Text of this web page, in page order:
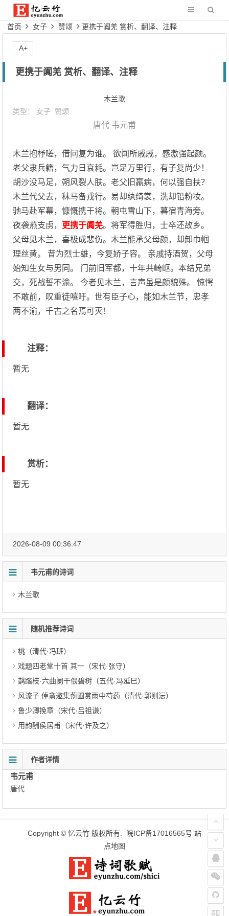
首页 女子 赞颂 更携于阗羌 赏析、翻译、注释
更携于阗羌 赏析、翻译、注释
木兰歌
类型： 女子 赞颂
唐代 韦元甫
木兰抱杼嗟，借问复为谁。 欲闻所戚戚，感激强起颜。
老父隶兵籍，气力日衰耗。岂足万里行，有子复尚少！
胡沙没马足，朔风裂人肤。老父旧羸病，何以强自扶？
木兰代父去，秣马备戎行。易却纨绮裳，洗却铅粉妆。
驰马赴军幕，慷慨携干将。朝屯雪山下，暮宿青海旁。
夜袭燕支虏， 更携于阗羌。将军得胜归，士卒还故乡。
父母见木兰，喜极成悲伤。木兰能承父母颜，却卸巾帼
理丝黄。 昔为烈士雄，今复娇子容。 亲戚持酒贺，父母
始知生女与男同。 门前旧军都，十年共崎岖。本结兄弟
交，死战誓不渝。 今者见木兰，言声虽是颜貌殊。 惊愕
不敢前，叹重徒嘻吁。世有臣子心，能如木兰节，忠孝
两不渝，千古之名焉可灭！
注释：
暂无
翻译：
暂无
赏析：
暂无
A+
2026-08-09 00:36:47
韦元甫的诗词
木兰歌
随机推荐诗词
桃（清代·冯班）
戏题四老堂十首 其一（宋代·张守）
鹊踏枝·六曲阑干偎碧树（五代·冯延巳）
风流子 倬盦邀集莂圃赏雨中芍药（清代·郭则沄）
鲁少卿挽章（宋代·吕祖谦）
用韵酬侯居甫（宋代·许及之）
作者详情
韦元甫
唐代
Copyright © 忆云竹 版权所有. 皖ICP备17016565号 站
点地图